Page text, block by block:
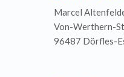
Marcel
Von-Werthern-
96487 Dörfles-